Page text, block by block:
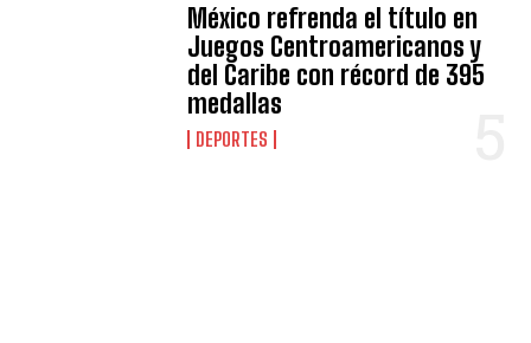
México refrenda el título en
Juegos Centroamericanos y
del Caribe con récord de 395
medallas
DEPORTES